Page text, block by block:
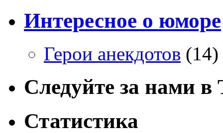
Интересное о юморе
Герои анекдотов (14)
Следуйте за нами
Статистика